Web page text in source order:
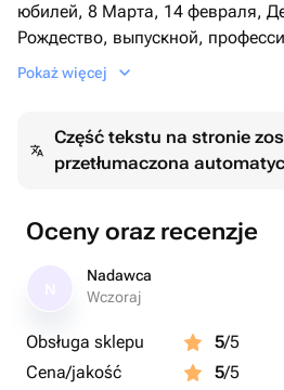
юбилей, 8 Марта, 14 февраля,
Рождество, выпускной,
День учителя, новоселье,
Pokaż więcej
Część tekstu na stronie
przetłumaczona
Oceny oraz recenzje
Nadawca
Wczoraj
Obsługa sklepu 5/5
Cena/jakość
5/5